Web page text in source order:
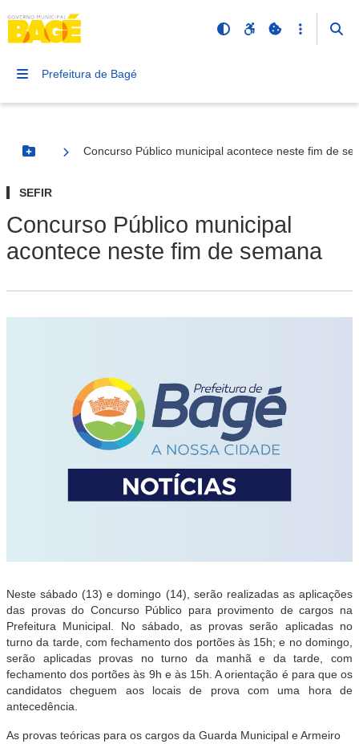
Prefeitura de Bagé
Botão Menu
Concurso Público municipal acontece neste fim de
SEFIR
Concurso Público municipal
acontece neste fim de semana
Neste sábado (13) e domingo (14), serão realizadas as aplicações
das provas do Concurso Público para provimento de cargos na
Prefeitura Municipal. No sábado, as provas serão aplicadas no
turno da tarde, com fechamento dos portões às 15h; e no domingo,
serão aplicadas provas no turno da manhã e da tarde, com
fechamento dos portões às 9h e às 15h. A orientação é para que os
candidatos cheguem aos locais de prova com uma hora de
antecedência.
As provas teóricas para os cargos da Guarda Municipal e Armeiro